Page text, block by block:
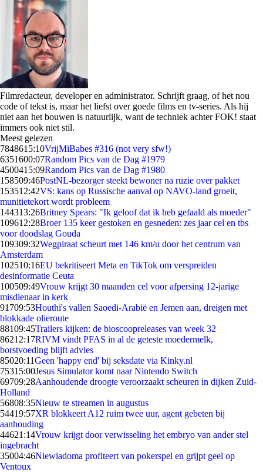
Filmredacteur, developer en administrator. Schrijft graag, of het nou
code of tekst is, maar het liefst over goede films en tv-series. Als hij
niet aan het bouwen is natuurlijk, want de techniek achter FOK! staat
immers ook niet stil.
Meest gelezen
7848615:10VrijMiBabes #316 (not very sfw!)
6351600:07Random Pics van de Dag #1979
4500415:09Random Pics van de Dag #1980
158509:46PostNL-bezorger steekt bewoner na ruzie over pakket
153512:42VS: kans op Russische aanval op NAVO-land groeit,
munitietekort wordt probleem
144313:26Britney Spears: "Ik geloof dat ik heb gefaald als moeder"
109612:28Broer 135 keer gestoken en gesneden: zes jaar cel en tbs
voor doodslag Gouda
109309:32Wegpiraat scheurt met 146 km/u door het centrum van
Amsterdam
102510:16EU bekritiseert Meta en TikTok om verspreiden
desinformatie Ceuta
100509:49Vrouw krijgt 30 maanden cel voor afpersing 12-jarige
misdienaar in kerk
91709:53Houthi's vallen Saoedi-Arabië en Jemen aan, dreigen met
blokkade olieroute
88109:45Trailers kijken: de bioscoopreleases van week 32
86212:17RIVM vindt PFAS in al de geteste moedermelk,
borstvoeding blijft advies
85020:11Geen 'happy end' bij seksdate via Kinky.nl
75315:00Jesus Simulator komt naar Nintendo Switch
69709:28Aanhoudende droogte veroorzaakt scheuren in dijken Zuid-
Holland
56808:35Nieuw te streamen in augustus
54419:57XR blokkeert A12 ruim twee uur, agent gebeten bij
aanhouding
44621:14Vrouw krijgt door verwisseling het embryo van ander stel
ingebracht
35004:46Niewiadoma profiteert van pokerspel en grijpt geel op
Ventoux